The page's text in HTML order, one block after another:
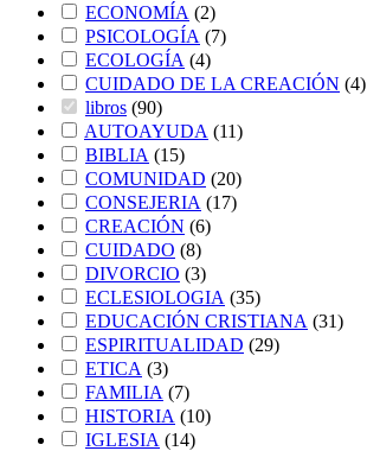
ECONOMÍA (2)
PSICOLOGÍA (7)
ECOLOGÍA (4)
CUIDADO DE LA CREACIÓN (4)
libros (90)
AUTOAYUDA (11)
BIBLIA (15)
COMUNIDAD (20)
CONSEJERIA (17)
CREACIÓN (6)
CUIDADO (8)
DIVORCIO (3)
ECLESIOLOGIA (35)
EDUCACIÓN CRISTIANA (31)
ESPIRITUALIDAD (29)
ETICA (3)
FAMILIA (7)
HISTORIA (10)
IGLESIA (14)